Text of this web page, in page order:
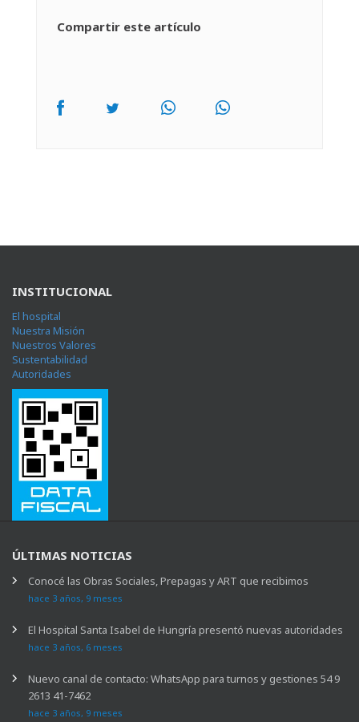
Compartir este artículo
INSTITUCIONAL
El hospital
Nuestra Misión
Nuestros Valores
Sustentabilidad
Autoridades
ÚLTIMAS NOTICIAS
Conocé las Obras Sociales, Prepagas y ART que recibimos
hace 3 años, 9 meses
El Hospital Santa Isabel de Hungría presentó nuevas autoridades
hace 3 años, 6 meses
Nuevo canal de contacto: WhatsApp para turnos y gestiones 54 9
2613 41-7462
hace 3 años, 9 meses